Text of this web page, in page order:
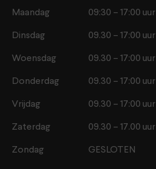
Maandag 09:30 – 17:00 uur
Dinsdag 09.30 – 17:00 uur
Woensdag 09.30 – 17:00 uur
Donderdag 09.30 – 17:00 uur
Vrijdag 09.30 – 17:00 uur
Zaterdag 09.30 – 17.00 uur
Zondag GESLOTEN